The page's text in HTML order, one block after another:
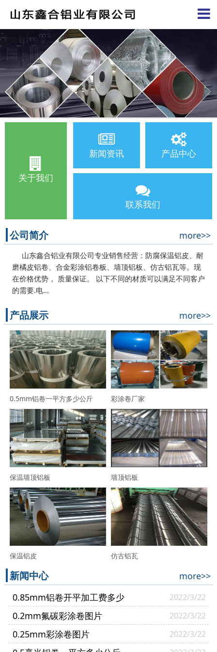
关于我们
新闻资讯 产品中心
联系我们
公司简介 more>>
山东鑫合铝业有限公司专业销售经营：防腐保温铝皮、耐
磨橘皮铝卷、合金彩涂铝卷板、墙顶铝板、仿古铝瓦等。现
在价格优势， 质量保证。 以下不同的材质可以满足不同客户
的需要.电…
产品展示 more>>
0.5mm铝卷一平方多少公斤 彩涂卷厂家
保温墙顶铝板 墙顶铝板
保温铝皮 仿古铝瓦
新闻中心
more>>
0.85mm铝卷开平加工费多少
2022/3/22
0.2mm氟碳彩涂卷图片 2022/3/22
0.25mm彩涂卷图片 2022/3/22